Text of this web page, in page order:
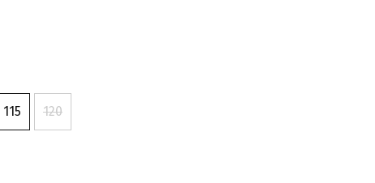
115 120